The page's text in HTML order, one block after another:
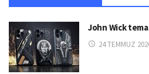
John Wick
24 TEMMUZ